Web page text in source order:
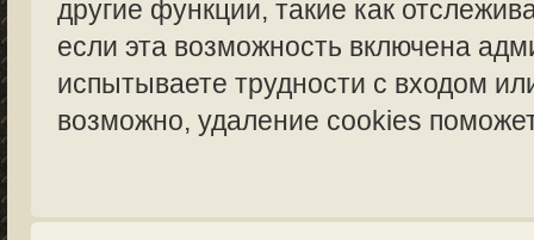
другие функции, такие как
если эта возможность включена
испытываете трудности с входом
возможно, удаление cookies